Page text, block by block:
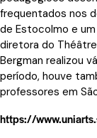
frequentados nos
de Estocolmo e
diretora do Théâtre
Bergman realizou
período, houve
professores em
https://